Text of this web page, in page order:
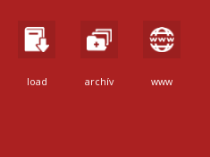
load archív www